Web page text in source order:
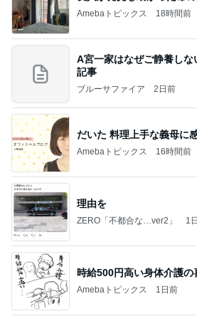
Amebaトピックス 18時間前
A宮一家はなぜご静養し
記事
ブルーサファイア 2日前
だいた 料理上手な義母に
Amebaトピックス 16時間前
理由を
ZERO「不都合な…ver2」 1
時給500円高い身体介護の
Amebaトピックス 1日前